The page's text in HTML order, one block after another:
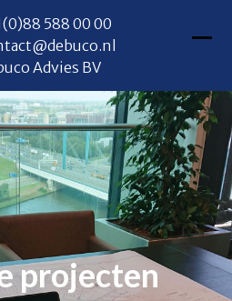
588 00 00
Advies BV
projecten